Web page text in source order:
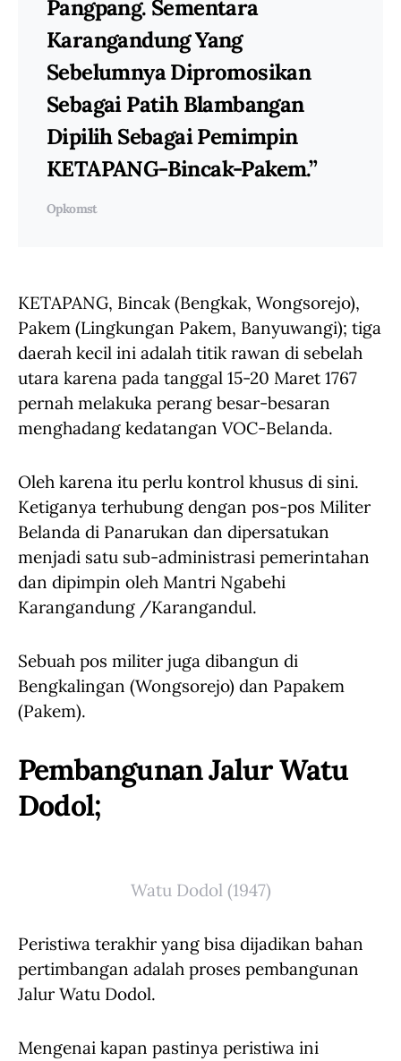
Pangpang. Sementara
Karangandung Yang
Sebelumnya Dipromosikan
Sebagai Patih Blambangan
Dipilih Sebagai Pemimpin
KETAPANG-Bincak-Pakem.”
Opkomst
KETAPANG, Bincak (Bengkak, Wongsorejo),
Pakem (Lingkungan Pakem, Banyuwangi); tiga
daerah kecil ini adalah titik rawan di sebelah
utara karena pada tanggal 15-20 Maret 1767
pernah melakuka perang besar-besaran
menghadang kedatangan VOC-Belanda.
Oleh karena itu perlu kontrol khusus di sini.
Ketiganya terhubung dengan pos-pos Militer
Belanda di Panarukan dan dipersatukan
menjadi satu sub-administrasi pemerintahan
dan dipimpin oleh Mantri Ngabehi
Karangandung /Karangandul.
Sebuah pos militer juga dibangun di
Bengkalingan (Wongsorejo) dan Papakem
(Pakem).
Pembangunan Jalur Watu
Dodol;
Watu Dodol (1947)
Peristiwa terakhir yang bisa dijadikan bahan
pertimbangan adalah proses pembangunan
Jalur Watu Dodol.
Mengenai kapan pastinya peristiwa ini